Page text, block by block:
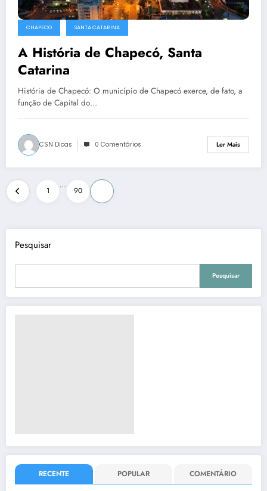
CHAPECO SANTA CATARINA
A História de Chapecó, Santa
Catarina
História de Chapecó: O município de Chapecó exerce, de fato, a
função de Capital do…
CSN Dicas 0 Comentários Ler Mais
Paginação
dos
conteúdos
1
…
90
Pesquisar
Pesquisar
RECENTE POPULAR COMENTÁRIO